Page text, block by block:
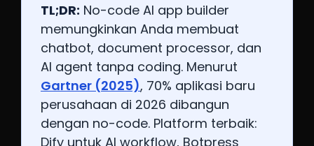
TL;DR: No-code AI app builder
memungkinkan Anda membuat
chatbot, document processor, dan
AI agent tanpa coding. Menurut
Gartner (2025), 70% aplikasi baru
perusahaan di 2026 dibangun
dengan no-code. Platform terbaik:
Dify untuk AI workflow, Botpress